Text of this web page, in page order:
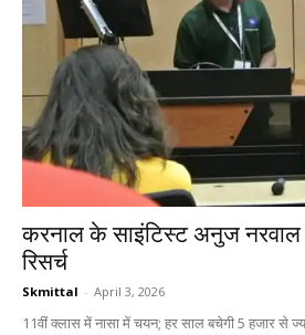
करनाल के साइंटिस्ट अनुज
रिसर्च
Skmittal - April 3, 2026
11वीं क्लास में नासा में चयन; हर साल बचेगी 5 हजार से